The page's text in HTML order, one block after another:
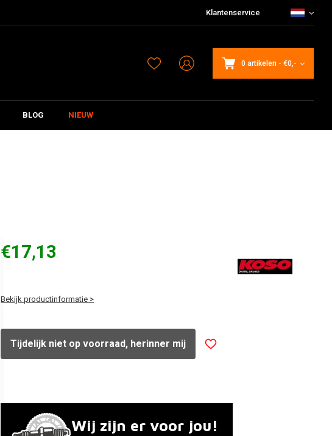
Klantenservice
0 artikelen - €0,-
BLOG NIEUW
€17,13
Bekijk productinformatie >
Tijdelijk niet op voorraad, herinner mij
Wij zijn er voor jou!